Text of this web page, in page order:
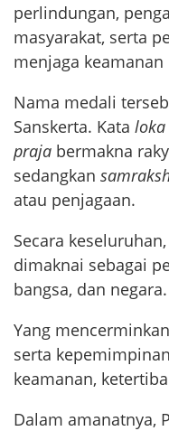
perlindungan,
masyarakat, serta
menjaga
Nama medali
Sanskerta. Kata loka
praja bermakna
sedangkan
atau penjagaan.
Secara
dimaknai sebagai
bangsa, dan negara.
Yang
serta
keamanan,
Dalam amanatnya,